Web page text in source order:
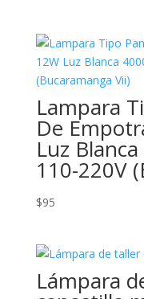
Lampara
De
Luz
110-220V
$95
Lámpara